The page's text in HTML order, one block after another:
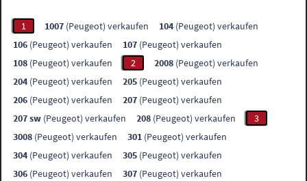
1 1007 (Peugeot) verkaufen 104 (Peugeot) verkaufen
106 (Peugeot) verkaufen 107 (Peugeot) verkaufen
108 (Peugeot) verkaufen 2 2008 (Peugeot) verkaufen
204 (Peugeot) verkaufen 205 (Peugeot) verkaufen
206 (Peugeot) verkaufen 207 (Peugeot) verkaufen
207 sw (Peugeot) verkaufen 208 (Peugeot) verkaufen
3
3008 (Peugeot) verkaufen 301 (Peugeot) verkaufen
304 (Peugeot) verkaufen 305 (Peugeot) verkaufen
306 (Peugeot) verkaufen 307 (Peugeot) verkaufen